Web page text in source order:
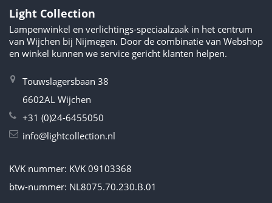
Light Collection
Lampenwinkel en verlichtings-speciaalzaak in het centrum
van Wijchen bij Nijmegen. Door de combinatie van Webshop
en winkel kunnen we service gericht klanten helpen.
Touwslagersbaan 38
6602AL Wijchen
+31 (0)24-6455050
info@lightcollection.nl
KVK nummer: KVK 09103368
btw-nummer: NL8075.70.230.B.01